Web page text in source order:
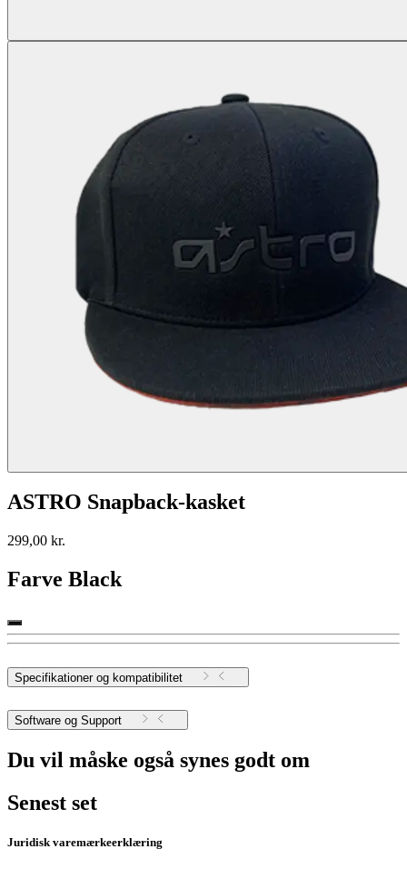
ASTRO Snapback-kasket
299,00 kr.
Farve Black
Specifikationer og kompatibilitet
Software og Support
Du vil måske også synes godt om
Senest set
Juridisk varemærkeerklæring